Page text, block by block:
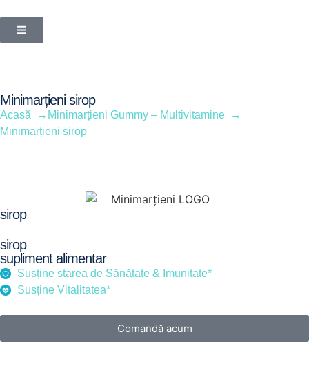
Minimarțieni sirop
Acasă → Minimarțieni Gummy – Multivitamine →
Minimarțieni sirop
sirop
sirop
supliment alimentar
Susține starea de Sănătate & Imunitate*
Susține Vitalitatea*
Comandă acum